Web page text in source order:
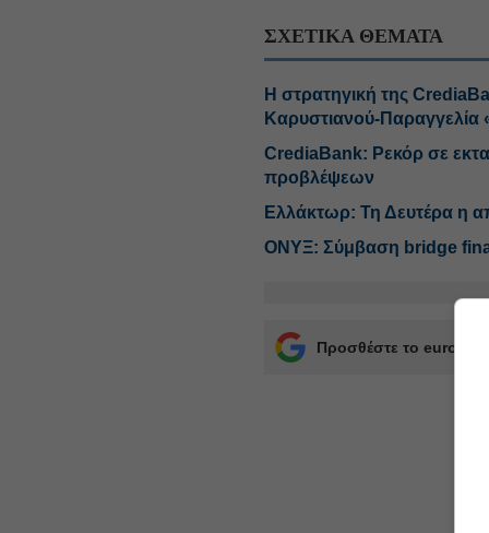
ΣΧΕΤΙΚΑ ΘΕΜΑΤΑ
Η στρατηγική της
Καρυστιανού-
CrediaBank: Ρεκόρ σε
προβλέψεων
Ελλάκτωρ: Τη Δευτέρα η
ΟΝΥΞ: Σύμβαση bridge
Προσθέστε το